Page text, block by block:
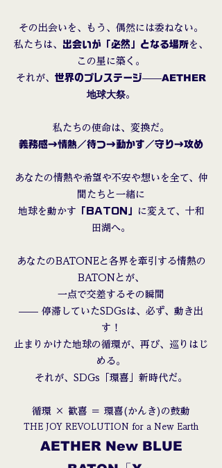
その出会いを、もう、偶然には委ねない。
私たちは、 出会いが「必然」となる場所を、
この星に築く。
それが、 世界のプレステージ——AETHER
地球大祭。
私たちの使命は、変換だ。
義務感→情熱／待つ→動かす／守り→攻め
あなたの情熱や希望や不安や想いを全て、仲
間たちと一緒に
地球を動かす 「BATON」
に変えて、十和
田湖へ。
あなたのBATONEと各界を牽引する情熱の
BATONとが、
一点で交差するその瞬間
—— 停滞していたSDGsは、必ず、動き出
す！
止まりかけた地球の循環が、再び、巡りはじ
める。
​それが、SDGs「環喜」新時代だ。
循環 × 歓喜 ＝ 環喜(かんき)の鼓動
THE JOY REVOLUTION for a New Earth
AETHER New BLUE